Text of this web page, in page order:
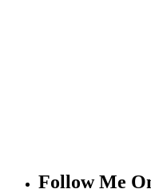
Follow Me